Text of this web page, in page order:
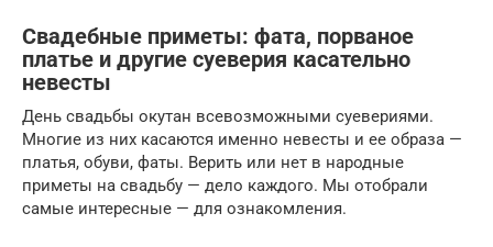
Свадебные приметы: фата, порваное
платье и другие суеверия касательно
невесты
День свадьбы окутан всевозможными суевериями.
Многие из них касаются именно невесты и ее образа —
платья, обуви, фаты. Верить или нет в народные
приметы на свадьбу — дело каждого. Мы отобрали
самые интересные — для ознакомления.